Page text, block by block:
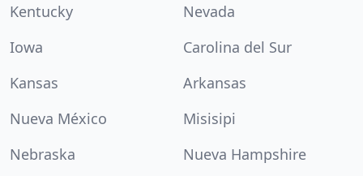
Kentucky
Nevada
Iowa
Carolina del Sur
Kansas
Arkansas
Nueva México
Misisipi
Nebraska
Nueva Hampshire